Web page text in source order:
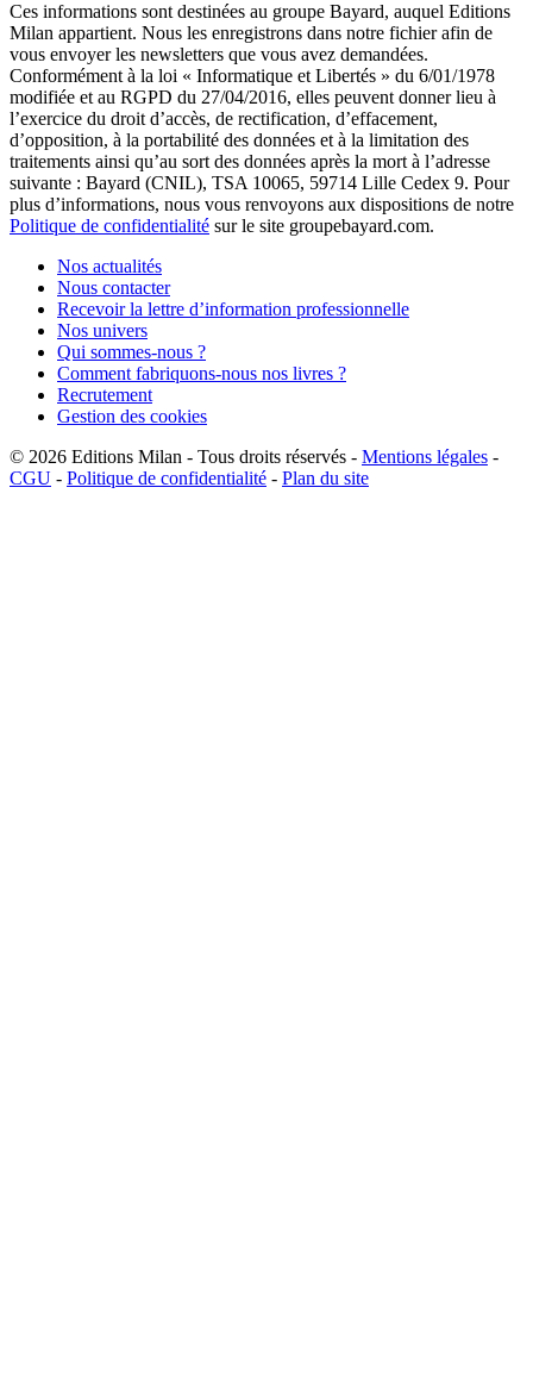
Ces informations sont destinées au groupe Bayard, auquel Editions
Milan appartient. Nous les enregistrons dans notre fichier afin de
vous envoyer les newsletters que vous avez demandées.
Conformément à la loi « Informatique et Libertés » du 6/01/1978
modifiée et au RGPD du 27/04/2016, elles peuvent donner lieu à
l’exercice du droit d’accès, de rectification, d’effacement,
d’opposition, à la portabilité des données et à la limitation des
traitements ainsi qu’au sort des données après la mort à l’adresse
suivante : Bayard (CNIL), TSA 10065, 59714 Lille Cedex 9. Pour
plus d’informations, nous vous renvoyons aux dispositions de notre
Politique de confidentialité sur le site groupebayard.com.
Nos actualités
Nous contacter
Recevoir la lettre d’information professionnelle
Nos univers
Qui sommes-nous ?
Comment fabriquons-nous nos livres ?
Recrutement
Gestion des cookies
© 2026 Editions Milan - Tous droits réservés - Mentions légales -
CGU - Politique de confidentialité - Plan du site